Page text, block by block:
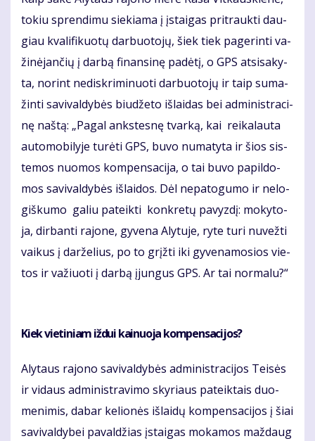
to­kiu spren­di­mu sie­kia­ma į įstai­gas pri­trauk­ti dau­
giau kva­li­fi­kuo­tų dar­buo­to­jų, šiek tiek pa­ge­rin­ti va­
ži­nė­jan­čių į dar­bą fi­nan­si­nę pa­dė­tį, o GPS at­si­sa­ky­
ta, no­rint ne­disk­ri­mi­nuo­ti dar­buo­to­jų ir taip su­ma­
žin­ti sa­vi­val­dy­bės biu­dže­to iš­lai­das bei ad­mi­nist­ra­ci­
nę naš­tą: „Pa­gal anks­tes­nę tvar­ką, kai rei­ka­lau­ta
au­to­mo­bi­ly­je tu­rė­ti GPS, bu­vo nu­ma­ty­ta ir šios sis­
te­mos nuo­mos kom­pen­sa­ci­ja, o tai bu­vo pa­pil­do­
mos sa­vi­val­dy­bės iš­lai­dos. Dėl ne­pa­to­gu­mo ir ne­lo­
giš­ku­mo ga­liu pa­teik­ti kon­kre­tų pa­vyz­dį: mo­ky­to­
ja, dir­ban­ti ra­jo­ne, gy­ve­na Aly­tu­je, ry­te tu­ri nu­vež­ti
vai­kus į dar­že­lius, po to grįž­ti iki gy­ve­na­mo­sios vie­
tos ir va­žiuo­ti į dar­bą įjun­gus GPS. Ar tai nor­ma­lu?“
Kiek vie­ti­niam iž­dui kai­nuo­ja kom­pen­sa­ci­jos?
Aly­taus ra­jo­no sa­vi­val­dy­bės ad­mi­nist­ra­ci­jos Tei­sės
ir vi­daus ad­mi­nist­ra­vi­mo sky­riaus pa­teik­tais duo­
me­ni­mis, dabar ke­lio­nės iš­lai­dų kom­pen­sa­ci­jos į šiai
sa­vi­val­dy­bei pa­val­džias įstai­gas mo­ka­mos maž­daug